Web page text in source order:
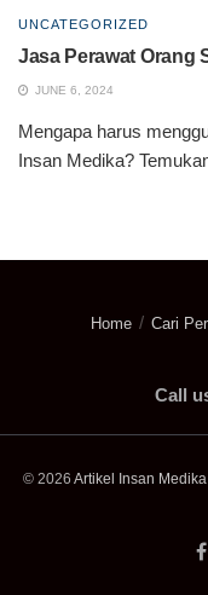
UNCATEGORIZED
Jasa Perawat Orang
JUNE 6, 2024
Mengapa harus
Insan Medika?
Home Cari
Call
© 2026 Artikel Insan Medika